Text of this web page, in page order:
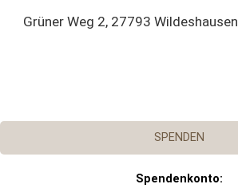
Grüner Weg 2, 27793 Wildeshausen
SPENDEN
Spendenkonto: